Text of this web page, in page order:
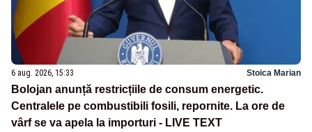
6 aug. 2026, 15:33 Stoica Marian
Bolojan anunță restricțiile de consum energetic.
Centralele pe combustibili fosili, repornite. La ore de
vârf se va apela la importuri - LIVE TEXT